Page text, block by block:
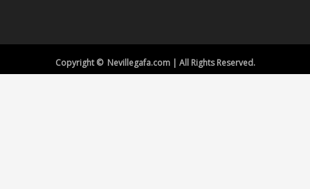
Copyright © Nevillegafa.com | All Rights Reserved.